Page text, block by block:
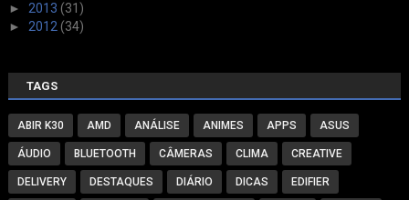
► 2013 (31)
► 2012 (34)
TAGS
ABIR K30 AMD ANÁLISE ANIMES APPS ASUS
ÁUDIO BLUETOOTH CÂMERAS CLIMA CREATIVE
DELIVERY DESTAQUES DIÁRIO DICAS EDIFIER